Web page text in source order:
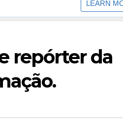
repórter da